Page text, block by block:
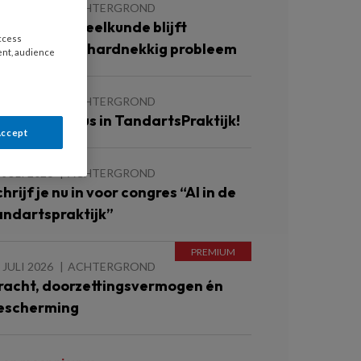
ACHTERGROND
tandheelkunde blijft
en hardnekkig probleem
ACHTERGROND
jouw casus in TandartsPraktijk!
ACHTERGROND
je nu in voor congres “AI in de
JULI 2026 ACHTERGROND
doorzettingsvermogen én
audience